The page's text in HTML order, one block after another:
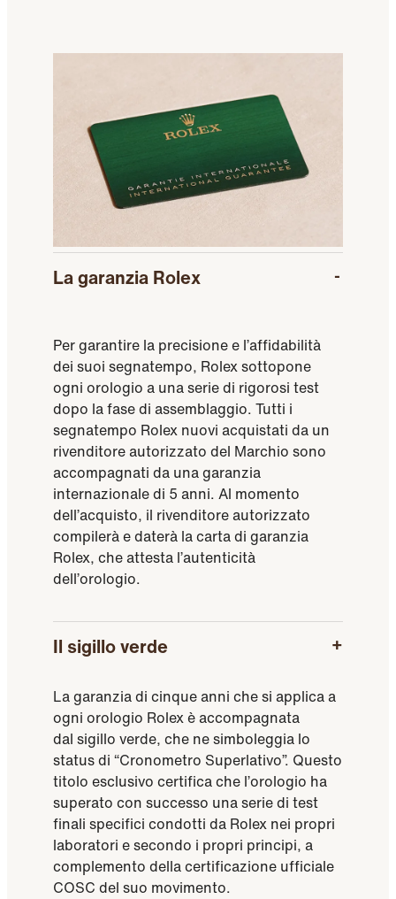
La garanzia Rolex
Per garantire la precisione e l’affidabilità
dei suoi segnatempo, Rolex sottopone
ogni orologio a una serie di rigorosi test
dopo la fase di assemblaggio. Tutti i
segnatempo Rolex nuovi acquistati da un
rivenditore autorizzato del Marchio sono
accompagnati da una garanzia
internazionale di 5 anni. Al momento
dell’acquisto, il rivenditore autorizzato
compilerà e daterà la carta di garanzia
Rolex, che attesta l’autenticità
dell’orologio.
Il sigillo verde
La garanzia di cinque anni che si applica a
ogni orologio Rolex è accompagnata
dal sigillo verde, che ne simboleggia lo
status di “Cronometro Superlativo”. Questo
titolo esclusivo certifica che l’orologio ha
superato con successo una serie di test
finali specifici condotti da Rolex nei propri
laboratori e secondo i propri principi, a
complemento della certificazione ufficiale
COSC del suo movimento.